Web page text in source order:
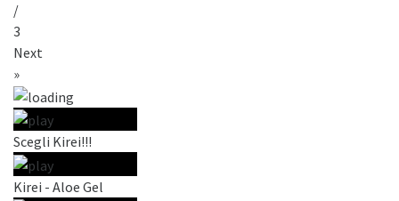
/
3
Next
»
Scegli Kirei!!!
Kirei - Aloe Gel